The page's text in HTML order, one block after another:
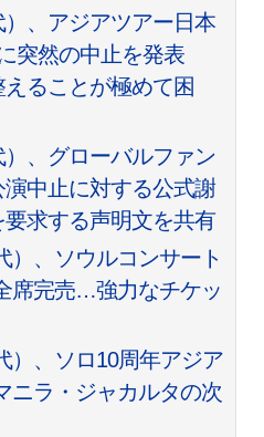
、アジアツアー日本
突然の中止を発表
えることが極めて困
、グローバルファン
中止に対する公式謝
求する声明文を共有
）、ソウルコンサート
席完売…強力なチケッ
）、ソロ10周年アジア
ラ・ジャカルタの次